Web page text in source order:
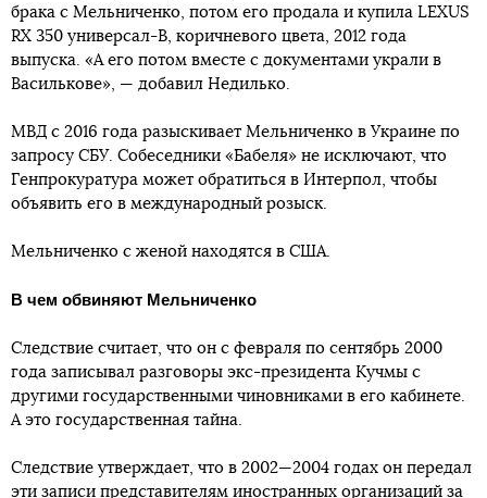
брака с Мельниченко, потом его продала и купила LEXUS
RX 350 универсал-В, коричневого цвета, 2012 года
выпуска. «А его потом вместе с документами украли в
Василькове», — добавил Недилько.
МВД с 2016 года разыскивает Мельниченко в Украине по
запросу СБУ. Собеседники «Бабеля» не исключают, что
Генпрокуратура может обратиться в Интерпол, чтобы
объявить его в международный розыск.
Мельниченко с женой находятся в США.
В чем обвиняют Мельниченко
Следствие считает, что он с февраля по сентябрь 2000
года записывал разговоры экс-президента Кучмы с
другими государственными чиновниками в его кабинете.
А это государственная тайна.
Следствие утверждает, что в 2002—2004 годах он передал
эти записи представителям иностранных организаций за